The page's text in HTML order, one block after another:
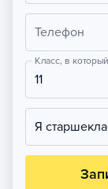
Телефон
Класс, в
11
Я